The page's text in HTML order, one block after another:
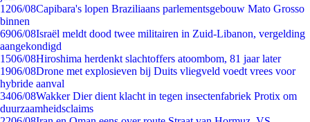
1206/08Capibara's lopen Braziliaans parlementsgebouw Mato Grosso
binnen
6906/08Israël meldt dood twee militairen in Zuid-Libanon, vergelding
aangekondigd
1506/08Hiroshima herdenkt slachtoffers atoombom, 81 jaar later
1906/08Drone met explosieven bij Duits vliegveld voedt vrees voor
hybride aanval
3406/08Wakker Dier dient klacht in tegen insectenfabriek Protix om
duurzaamheidsclaims